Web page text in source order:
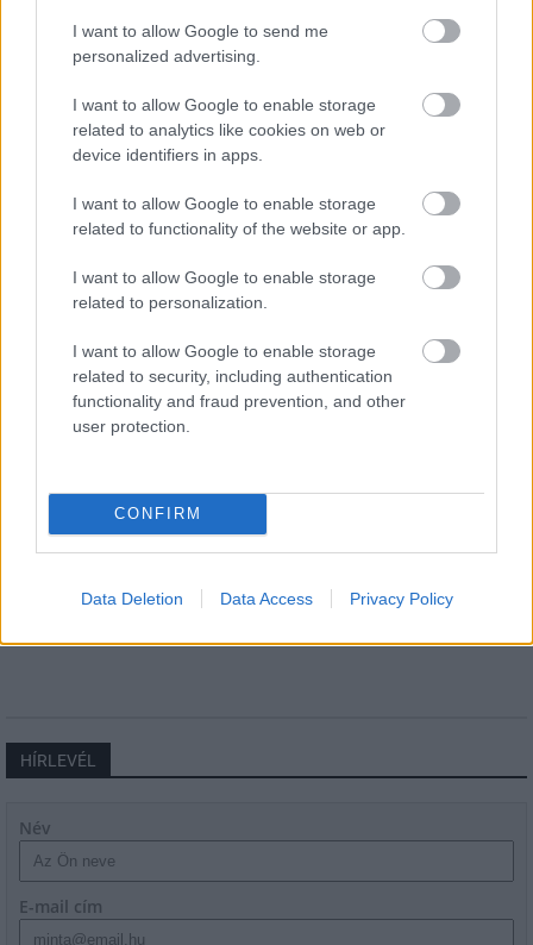
I want to allow Google to send me
personalized advertising.
I want to allow Google to enable storage
related to analytics like cookies on web or
device identifiers in apps.
I want to allow Google to enable storage
related to functionality of the website or app.
I want to allow Google to enable storage
related to personalization.
I want to allow Google to enable storage
related to security, including authentication
functionality and fraud prevention, and other
user protection.
CONFIRM
Data Deletion Data Access Privacy Policy
Újabb településekkel lépett előre a tizennégy megyére
kiterjedő állomásfelújítási program
Harmonia Albensis: négy nyári koncerttel tölti meg
HÍRLEVÉL
Név
E-mail cím